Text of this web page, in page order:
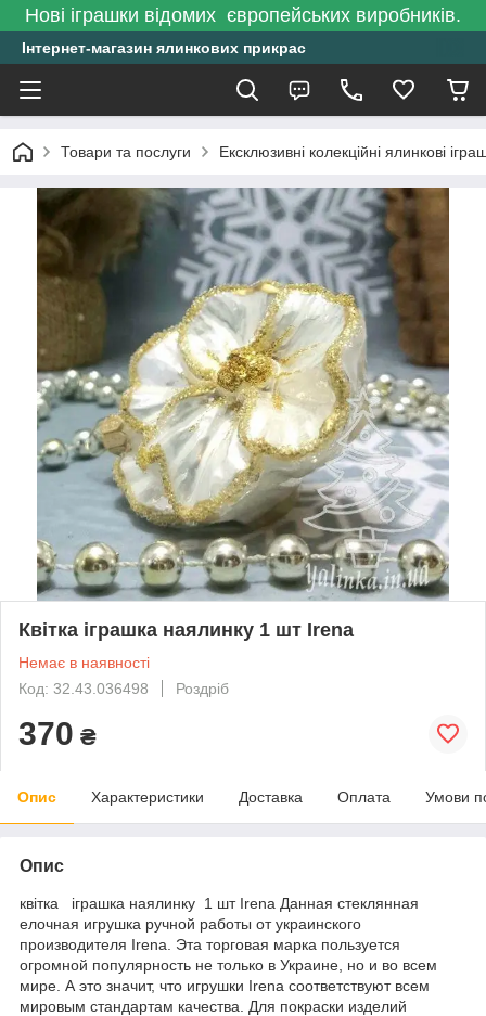
Нові іграшки відомих європейських виробників.
Інтернет-магазин ялинкових прикрас
Товари та послуги Ексклюзивні колекційні ялинкові
Квітка іграшка наялинку 1 шт Irena
Немає в наявності
Код: 32.43.036498
Роздріб
370 ₴
Опис Характеристики Доставка Оплата Умови
Опис
квітка іграшка наялинку 1 шт Irena Данная стеклянная
елочная игрушка ручной работы от украинского
производителя Irena. Эта торговая марка пользуется
огромной популярность не только в Украине, но и во всем
мире. А это значит, что игрушки Irena соответствуют всем
мировым стандартам качества. Для покраски изделий